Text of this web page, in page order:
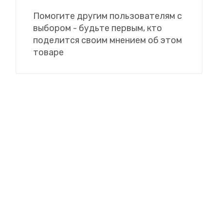
Помогите другим пользователям с
выбором - будьте первым, кто
поделится своим мнением об этом
товаре